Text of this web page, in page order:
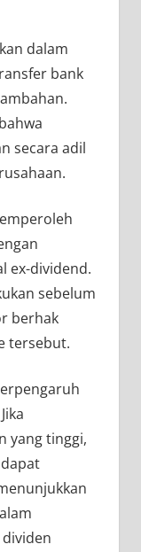
dalam
bank
secara adil
ex-dividend.
sebelum
berhak
tersebut.
yang tinggi,